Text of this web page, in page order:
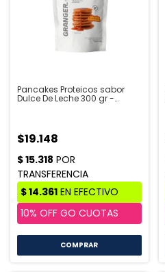
Pancakes Proteicos sabor
Dulce De Leche 300 gr -
$19.148